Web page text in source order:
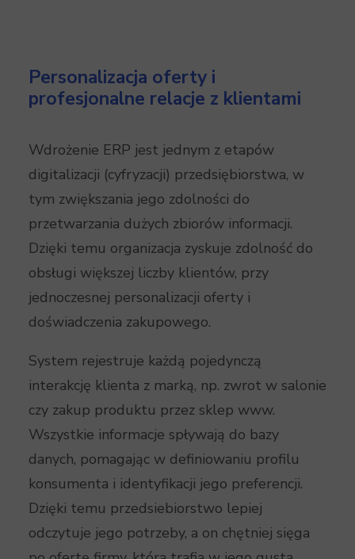
Personalizacja oferty i
profesjonalne relacje z klientami
Wdrożenie ERP jest jednym z etapów
digitalizacji (cyfryzacji) przedsiębiorstwa, w
tym zwiększania jego zdolności do
przetwarzania dużych zbiorów informacji.
Dzięki temu organizacja zyskuje zdolność do
obsługi większej liczby klientów, przy
jednoczesnej personalizacji oferty i
doświadczenia zakupowego.
System rejestruje każdą pojedynczą
interakcję klienta z marką, np. zwrot w salonie
czy zakup produktu przez sklep www.
Wszystkie informacje spływają do bazy
danych, pomagając w definiowaniu profilu
konsumenta i identyfikacji jego preferencji.
Dzięki temu przedsiebiorstwo lepiej
odczytuje jego potrzeby, a on chętniej sięga